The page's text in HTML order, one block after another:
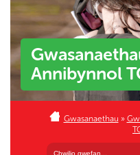
Annibynnol
Gwasanaethau »